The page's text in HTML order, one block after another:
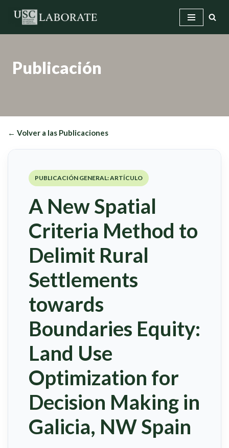
Saltar
Publicación
← Volver a las Publicaciones
PUBLICACIÓN GENERAL: ARTÍCULO
A New Spatial
Criteria Method to
Delimit Rural
Settlements
towards
Boundaries Equity:
Land Use
Optimization for
Decision Making in
Galicia, NW Spain